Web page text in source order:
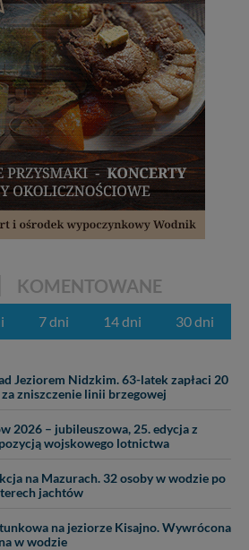
KOMENTOWANE
7 dni 14 dni 30 dni
Jeziorem Nidzkim. 63-latek zapłaci 20
zniszczenie linii brzegowej
2026 – jubileuszowa, 25. edycja z
wojskowego lotnictwa
na Mazurach. 32 osoby w wodzie po
jachtów
na jeziorze Kisajno. Wywrócona
w wodzie